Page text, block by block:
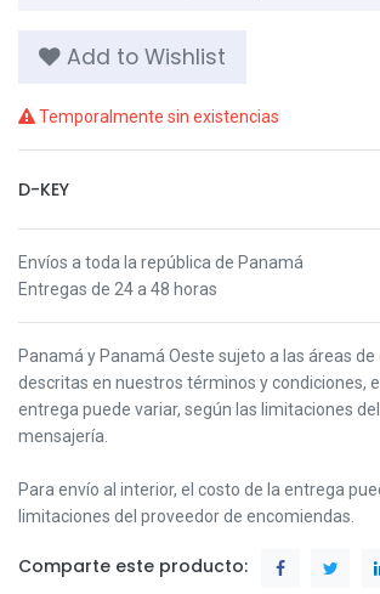
Add to Wishlist
Temporalmente sin existencias
D-KEY
Envíos a toda la república de Panamá
Entregas de 24 a 48 horas
Panamá y Panamá Oeste sujeto a las áreas
descritas en nuestros términos y condiciones,
entrega puede variar, según las limitaciones
mensajería.
Para envío al interior, el costo de la entrega
limitaciones del proveedor de encomiendas.
Comparte este producto: